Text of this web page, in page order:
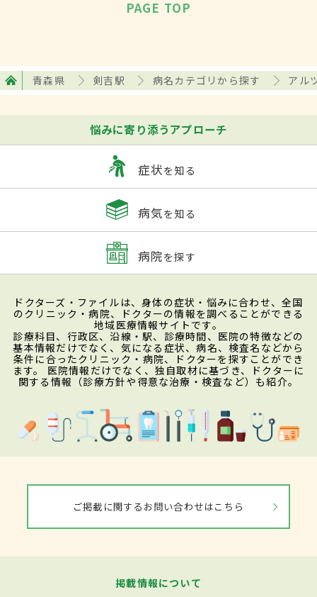
PAGE TOP
青森県 剣吉駅 病名カテゴリから探す アル
悩みに寄り添うアプローチ
症状を知る
病気を知る
病院を探す
ドクターズ・ファイルは、身体の症状・悩みに合わせ、全国
のクリニック・病院、ドクターの情報を調べることができる
地域医療情報サイトです。
診療科目、行政区、沿線・駅、診療時間、医院の特徴などの
基本情報だけでなく、気になる症状、病名、検査名などから
条件に合ったクリニック・病院、ドクターを探すことができ
ます。 医院情報だけでなく、独自取材に基づき、ドクターに
関する情報（診療方針や得意な治療・検査など）も紹介。
ご掲載に関するお問い合わせはこちら
掲載情報について